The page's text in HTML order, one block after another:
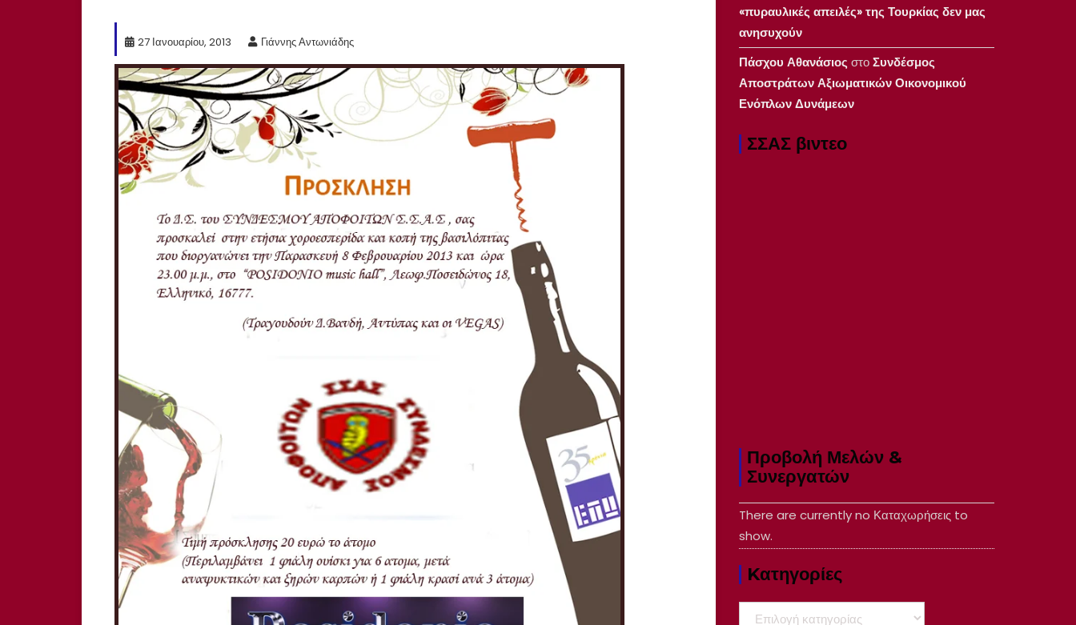
27 Ιανουαρίου, 2013 Γιάννης Αντωνιάδης
«πυραυλικές απειλές» της Τουρκίας δεν μας
ανησυχούν
Πάσχου Αθανάσιος στοΣυνδέσμος
Αποστράτων Αξιωματικών Οικονομικού
Ενόπλων Δυνάμεων
ΣΣΑΣ βιντεο
Προβολή Μελών &
Συνεργατών
There are currently no Καταχωρήσεις to
show.
Kατηγορίες
Kατηγορίες